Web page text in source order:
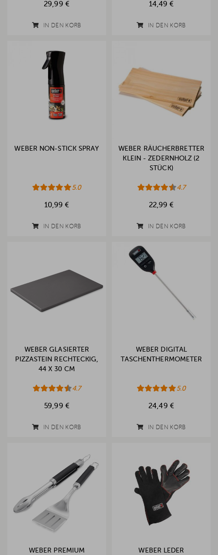
29,99 €
IN DEN KORB
14,49 €
IN DEN KORB
WEBER NON-STICK SPRAY
5.0
10,99 €
IN DEN KORB
WEBER RÄUCHERBRETTER
KLEIN - ZEDERNHOLZ (2
STÜCK)
4.7
22,99 €
IN DEN KORB
WEBER GLASIERTER
PIZZASTEIN RECHTECKIG,
44 X 30 CM
4.7
59,99 €
IN DEN KORB
WEBER DIGITAL
TASCHENTHERMOMETER
5.0
24,49 €
IN DEN KORB
WEBER PREMIUM
WEBER LEDER